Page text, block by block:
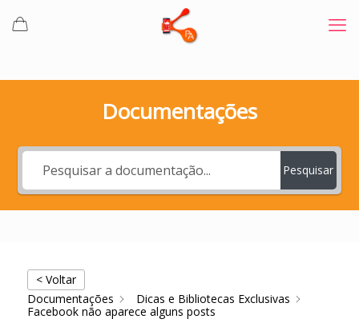
Documentações
Pesquisar
< Voltar
Documentações
Dicas e Bibliotecas Exclusivas
Facebook não aparece alguns posts